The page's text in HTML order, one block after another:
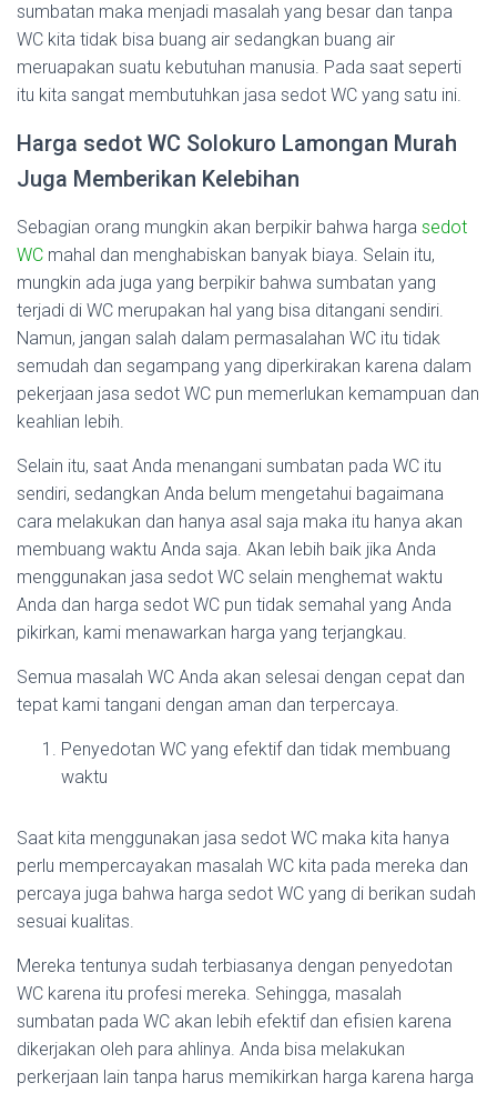
sumbatan maka menjadi masalah yang besar dan tanpa
WC kita tidak bisa buang air sedangkan buang air
meruapakan suatu kebutuhan manusia. Pada saat seperti
itu kita sangat membutuhkan jasa sedot WC yang satu ini.
Harga sedot WC Solokuro Lamongan Murah
Juga Memberikan Kelebihan
Sebagian orang mungkin akan berpikir bahwa harga sedot
WC mahal dan menghabiskan banyak biaya. Selain itu,
mungkin ada juga yang berpikir bahwa sumbatan yang
terjadi di WC merupakan hal yang bisa ditangani sendiri.
Namun, jangan salah dalam permasalahan WC itu tidak
semudah dan segampang yang diperkirakan karena dalam
pekerjaan jasa sedot WC pun memerlukan kemampuan dan
keahlian lebih.
Selain itu, saat Anda menangani sumbatan pada WC itu
sendiri, sedangkan Anda belum mengetahui bagaimana
cara melakukan dan hanya asal saja maka itu hanya akan
membuang waktu Anda saja. Akan lebih baik jika Anda
menggunakan jasa sedot WC selain menghemat waktu
Anda dan harga sedot WC pun tidak semahal yang Anda
pikirkan, kami menawarkan harga yang terjangkau.
Semua masalah WC Anda akan selesai dengan cepat dan
tepat kami tangani dengan aman dan terpercaya.
Penyedotan WC yang efektif dan tidak membuang
waktu
Saat kita menggunakan jasa sedot WC maka kita hanya
perlu mempercayakan masalah WC kita pada mereka dan
percaya juga bahwa harga sedot WC yang di berikan sudah
sesuai kualitas.
Mereka tentunya sudah terbiasanya dengan penyedotan
WC karena itu profesi mereka. Sehingga, masalah
sumbatan pada WC akan lebih efektif dan efisien karena
dikerjakan oleh para ahlinya. Anda bisa melakukan
perkerjaan lain tanpa harus memikirkan harga karena harga